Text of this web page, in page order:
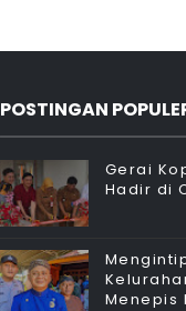
POSTINGAN
Gerai
Hadir di
Menepis